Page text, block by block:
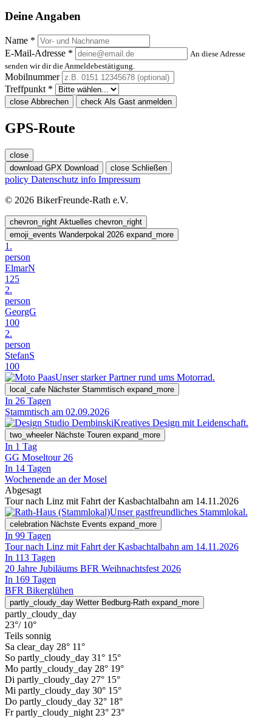
Deine Angaben
Name *
E-Mail-Adresse *
An diese Adresse
senden wir dir die Anmeldebestätigung.
Mobilnummer
Treffpunkt *
close Abbrechen check Als Gast anmelden
GPS-Route
close
download GPX Download close Schließen
policy Datenschutz info Impressum
© 2026 BikerFreunde-Rath e.V.
chevron_right Aktuelles chevron_right
emoji_events Wanderpokal 2026 expand_more
1.
person
ElmarN
125
2.
person
GeorgG
100
2.
person
StefanS
100
Unser starker Partner rund ums Motorrad.
local_cafe Nächster Stammtisch expand_more
In 26 Tagen
Stammtisch am 02.09.2026
Kreatives Design mit Leidenschaft.
two_wheeler Nächste Touren expand_more
In 1 Tag
GG Moseltour 26
In 14 Tagen
Wochenende an der Mosel
Abgesagt
Tour nach Linz mit Fahrt der Kasbachtalbahn am 14.11.2026
Unser gastfreundliches Stammlokal.
celebration Nächste Events expand_more
In 99 Tagen
Tour nach Linz mit Fahrt der Kasbachtalbahn am 14.11.2026
In 113 Tagen
20 Jahre Jubiläums BFR Weihnachtsfest 2026
In 169 Tagen
BFR Bikerglühen
partly_cloudy_day Wetter Bedburg-Rath expand_more
partly_cloudy_day
23°/ 10°
Teils sonnig
Sa clear_day 28° 11°
So partly_cloudy_day 31° 15°
Mo partly_cloudy_day 28° 19°
Di partly_cloudy_day 27° 15°
Mi partly_cloudy_day 30° 15°
Do partly_cloudy_day 32° 18°
Fr partly_cloudy_night 23° 23°